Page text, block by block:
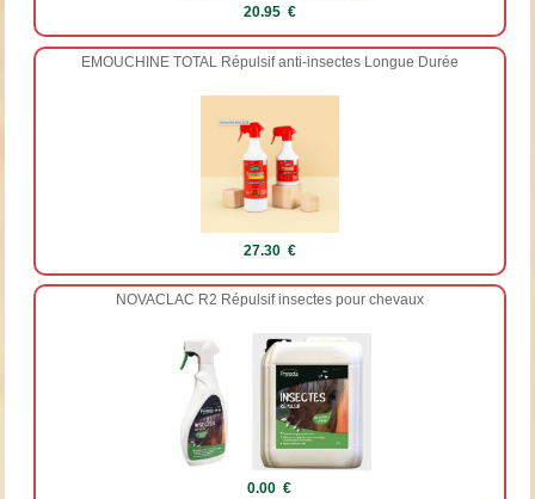
20.95 €
EMOUCHINE TOTAL Répulsif anti-insectes Longue Durée
27.30 €
NOVACLAC R2 Répulsif insectes pour chevaux
0.00 €